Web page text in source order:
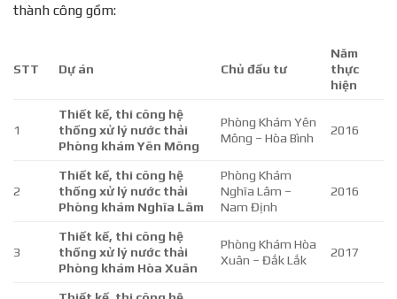
thành công gồm:
STT Dự án Chủ đầu tư
Năm
thực
hiện
1
Thiết kế, thi công hệ
thống xử lý nước thải
Phòng khám Yên Mông
Phòng Khám Yên
Mông – Hòa Bình
2016
2
Thiết kế, thi công hệ
thống xử lý nước thải
Phòng khám Nghĩa Lâm
Phòng Khám
Nghĩa Lâm –
Nam Định
2016
3
Thiết kế, thi công hệ
thống xử lý nước thải
Phòng khám Hòa Xuân
Phòng Khám Hòa
Xuân – Đắk Lắk
2017